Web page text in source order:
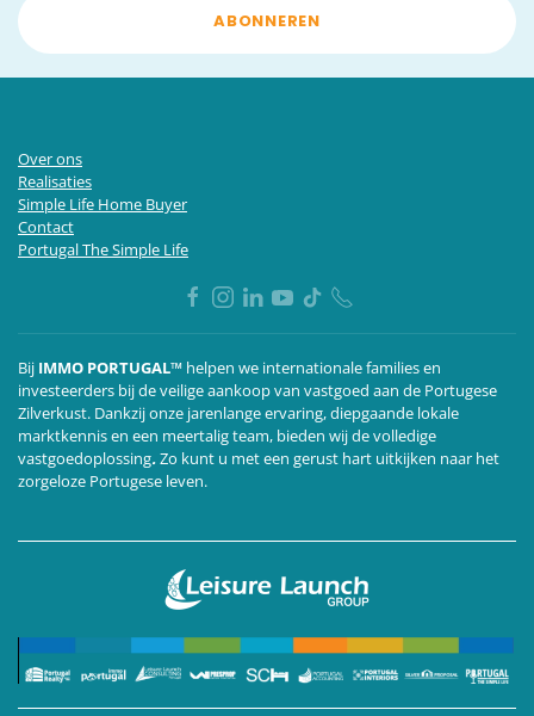
ABONNEREN
Over ons
Realisaties
Simple Life Home Buyer
Contact
Portugal The Simple Life
Bij IMMO PORTUGAL™ helpen we internationale families en
investeerders bij de veilige aankoop van vastgoed aan de Portugese
Zilverkust. Dankzij onze jarenlange ervaring, diepgaande lokale
marktkennis en een meertalig team, bieden wij de volledige
vastgoedoplossing.Zo kunt u met een gerust hart uitkijken naar het
zorgeloze Portugese leven.